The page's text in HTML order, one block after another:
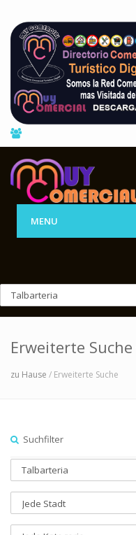
MENU
Erweiterte Suche
zu Hause / Erweiterte Suche
Suchfilter